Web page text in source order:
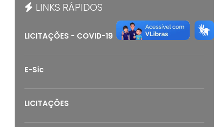
LINKS RÁPIDOS
LICITAÇÕES - COVID-19
E-Sic
LICITAÇÕES